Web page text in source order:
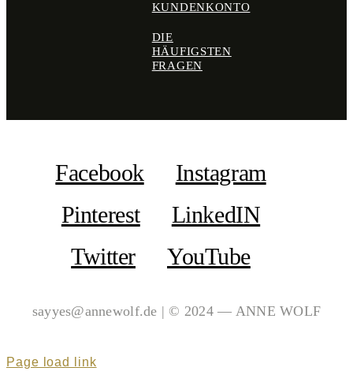
KUNDENKONTO
DIE
HÄUFIGSTEN
FRAGEN
Facebook
Instagram
Pinterest
LinkedIN
Twitter
YouTube
sayyes@annewolf.de | © 2024 — ANNE WOLF
Page load link